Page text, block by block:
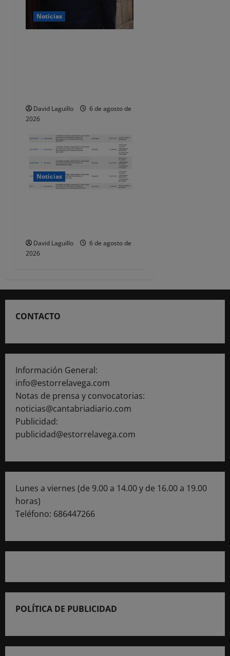
Noticias
David Laguillo
6 de agosto de
2026
Noticias
David Laguillo
6 de agosto de
2026
CONTACTO
Información General:
info@estorrelavega.com
Notas de prensa y convocatorias:
noticias@cantabriadiario.com
Publicidad:
publicidad@estorrelavega.com
Lunes a viernes (de 9.00 a 14.00 y de 16.00 a 19.00
horas)
Teléfono: 686447266
POLÍTICA DE PUBLICIDAD